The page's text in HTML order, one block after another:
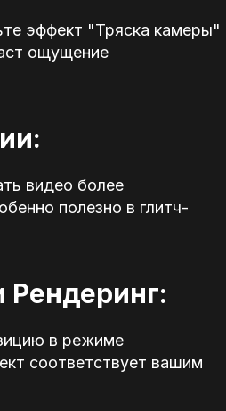
эффект "Тряска камеры"
ощущение
видео более
полезно в глитч-
Рендеринг:
в режиме
соответствует вашим